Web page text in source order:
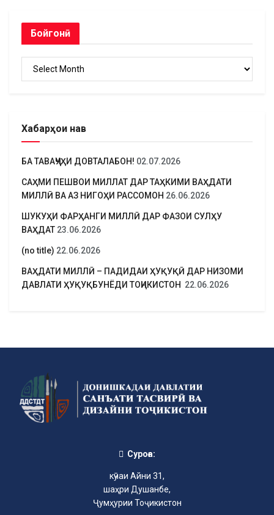
Бойгонӣ
Хабарҳои нав
БА ТАВАҶҶУҲИ ДОВТАЛАБОН! 02.07.2026
САҲМИ ПЕШВОИ МИЛЛАТ ДАР ТАҲКИМИ ВАҲДАТИ
МИЛЛӢ ВА АЗ НИГОҲИ РАССОМОН 26.06.2026
ШУКУҲИ ФАРҲАНГИ МИЛЛӢ ДАР ФАЗОИ СУЛҲУ
ВАҲДАТ 23.06.2026
(no title) 22.06.2026
ВАҲДАТИ МИЛЛӢ – ПАДИДАИ ҲУҚУҚӢ ДАР НИЗОМИ
ДАВЛАТИ ҲУҚУҚБУНЁДИ ТОҶИКИСТОН 22.06.2026
Суроға:
кӯчаи Айни 31,
шаҳри Душанбе,
Ҷумҳурии Тоҷикистон